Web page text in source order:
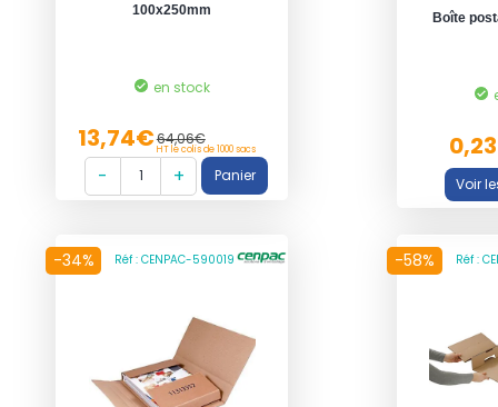
100x250mm
en stock
13,74€64,06€
HT le colis de 1000 sacs
Boîte
-34% Réf : CENPAC-590019 -58% Réf :